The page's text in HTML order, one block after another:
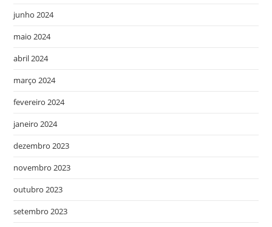
junho 2024
maio 2024
abril 2024
março 2024
fevereiro 2024
janeiro 2024
dezembro 2023
novembro 2023
outubro 2023
setembro 2023